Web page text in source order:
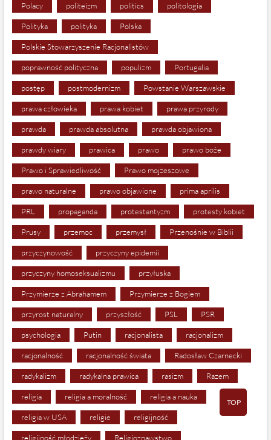
Polacy politeizm politics politologia
Polityka polityka Polska
Polskie Stowarzyszenie Racjonalistów
poprawność polityczna populizm Portugalia
postęp postmodernizm Powstanie Warszawskie
prawa człowieka prawa kobiet prawa przyrody
prawda prawda absolutna prawda objawiona
prawdy wiary prawica prawo prawo boże
Prawo i Sprawiedliwość Prawo mojżeszowe
prawo naturalne prawo objawione prima aprilis
PRL propaganda protestantyzm protesty kobiet
Prusy przemoc przemysł Przenośnie w Biblii
przyczynowość przyczyny epidemii
przyczyny homoseksualizmu przyłuska
Przymierze z Abrahamem Przymierze z Bogiem
przyrost naturalny przyszłość PSL PSR
psychologia Putin racjonalista racjonalizm
racjonalność racjonalność świata Radosław Czarnecki
radykalizm radykalna prawica rasizm Razem
religia religia a moralność religia a nauka
religia w USA religie religijność
religijność młodzieży Religioznawstwo
TOP